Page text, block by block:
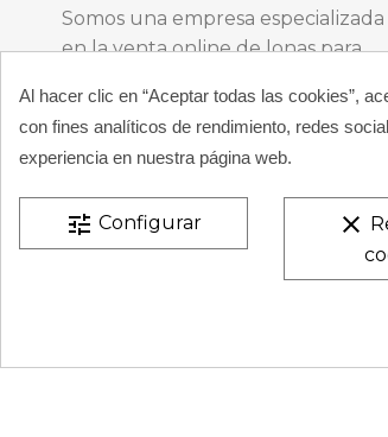
Somos una empresa especializada
en la venta online de lonas para
climatización, limpieza y
desinfección para piscinas privadas
particulares.
CONÓCENOS
Al hacer clic en “Aceptar todas las cookies”,
con fines analíticos de rendimiento, redes
experiencia en nuestra página web.
clear
tune Configurar